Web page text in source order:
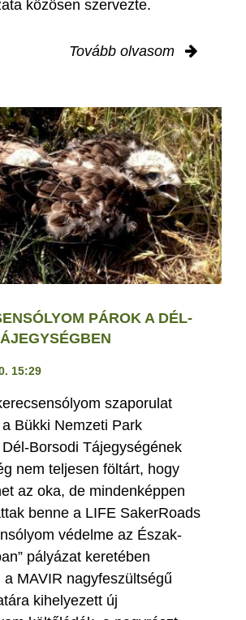
közösen szervezte.
Tovább olvasom
PÁROK A DÉL-
15:29
szaporulat
Bükki Nemzeti Park
Borsodi Tájegységének
nem teljesen föltárt, hogy
az oka, de mindenképpen
benne a LIFE SakerRoads
védelme az Észak-
pályázat keretében
a MAVIR nagyfeszültségű
kihelyezett új